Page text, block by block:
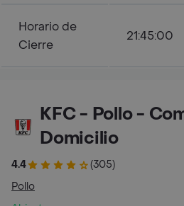
Horario de
Cierre
21:45:00
KFC - Pollo -
Domicilio
4.4
(305)
Pollo